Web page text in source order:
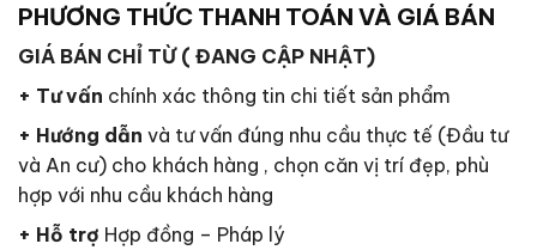
PHƯƠNG THỨC THANH TOÁN VÀ GIÁ BÁN
GIÁ BÁN CHỈ TỪ ( ĐANG CẬP NHẬT)
+ Tư vấn chính xác thông tin chi tiết sản phẩm
+ Hướng dẫn và tư vấn đúng nhu cầu thực tế (Đầu tư
và An cư) cho khách hàng , chọn căn vị trí đẹp, phù
hợp với nhu cầu khách hàng
+ Hỗ trợ Hợp đồng – Pháp lý